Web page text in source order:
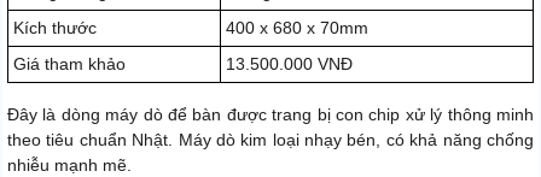
Kích thước
400 x 680 x 70mm
Giá tham khảo
13.500.000 VNĐ
Đây là dòng máy dò để bàn được trang bị con chip xử lý thông minh
theo tiêu chuẩn Nhật. Máy dò kim loại nhạy bén, có khả năng chống
nhiễu mạnh mẽ.